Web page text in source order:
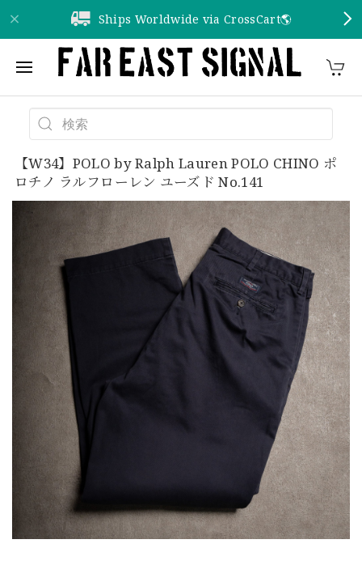
Ships Worldwide via CrossCart🌎️
【W34】POLO by Ralph Lauren POLO CHINO ポ
ロチノ ラルフローレン ユーズド No.141